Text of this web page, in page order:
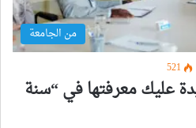
من الجامعة
521
عليك معرفتها في “سنة